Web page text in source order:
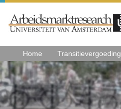
Home Transitievergoeding